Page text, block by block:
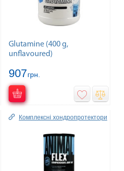
Glutamine (400 g,
unflavoured)
907грн.
Комплексні хондропротектори